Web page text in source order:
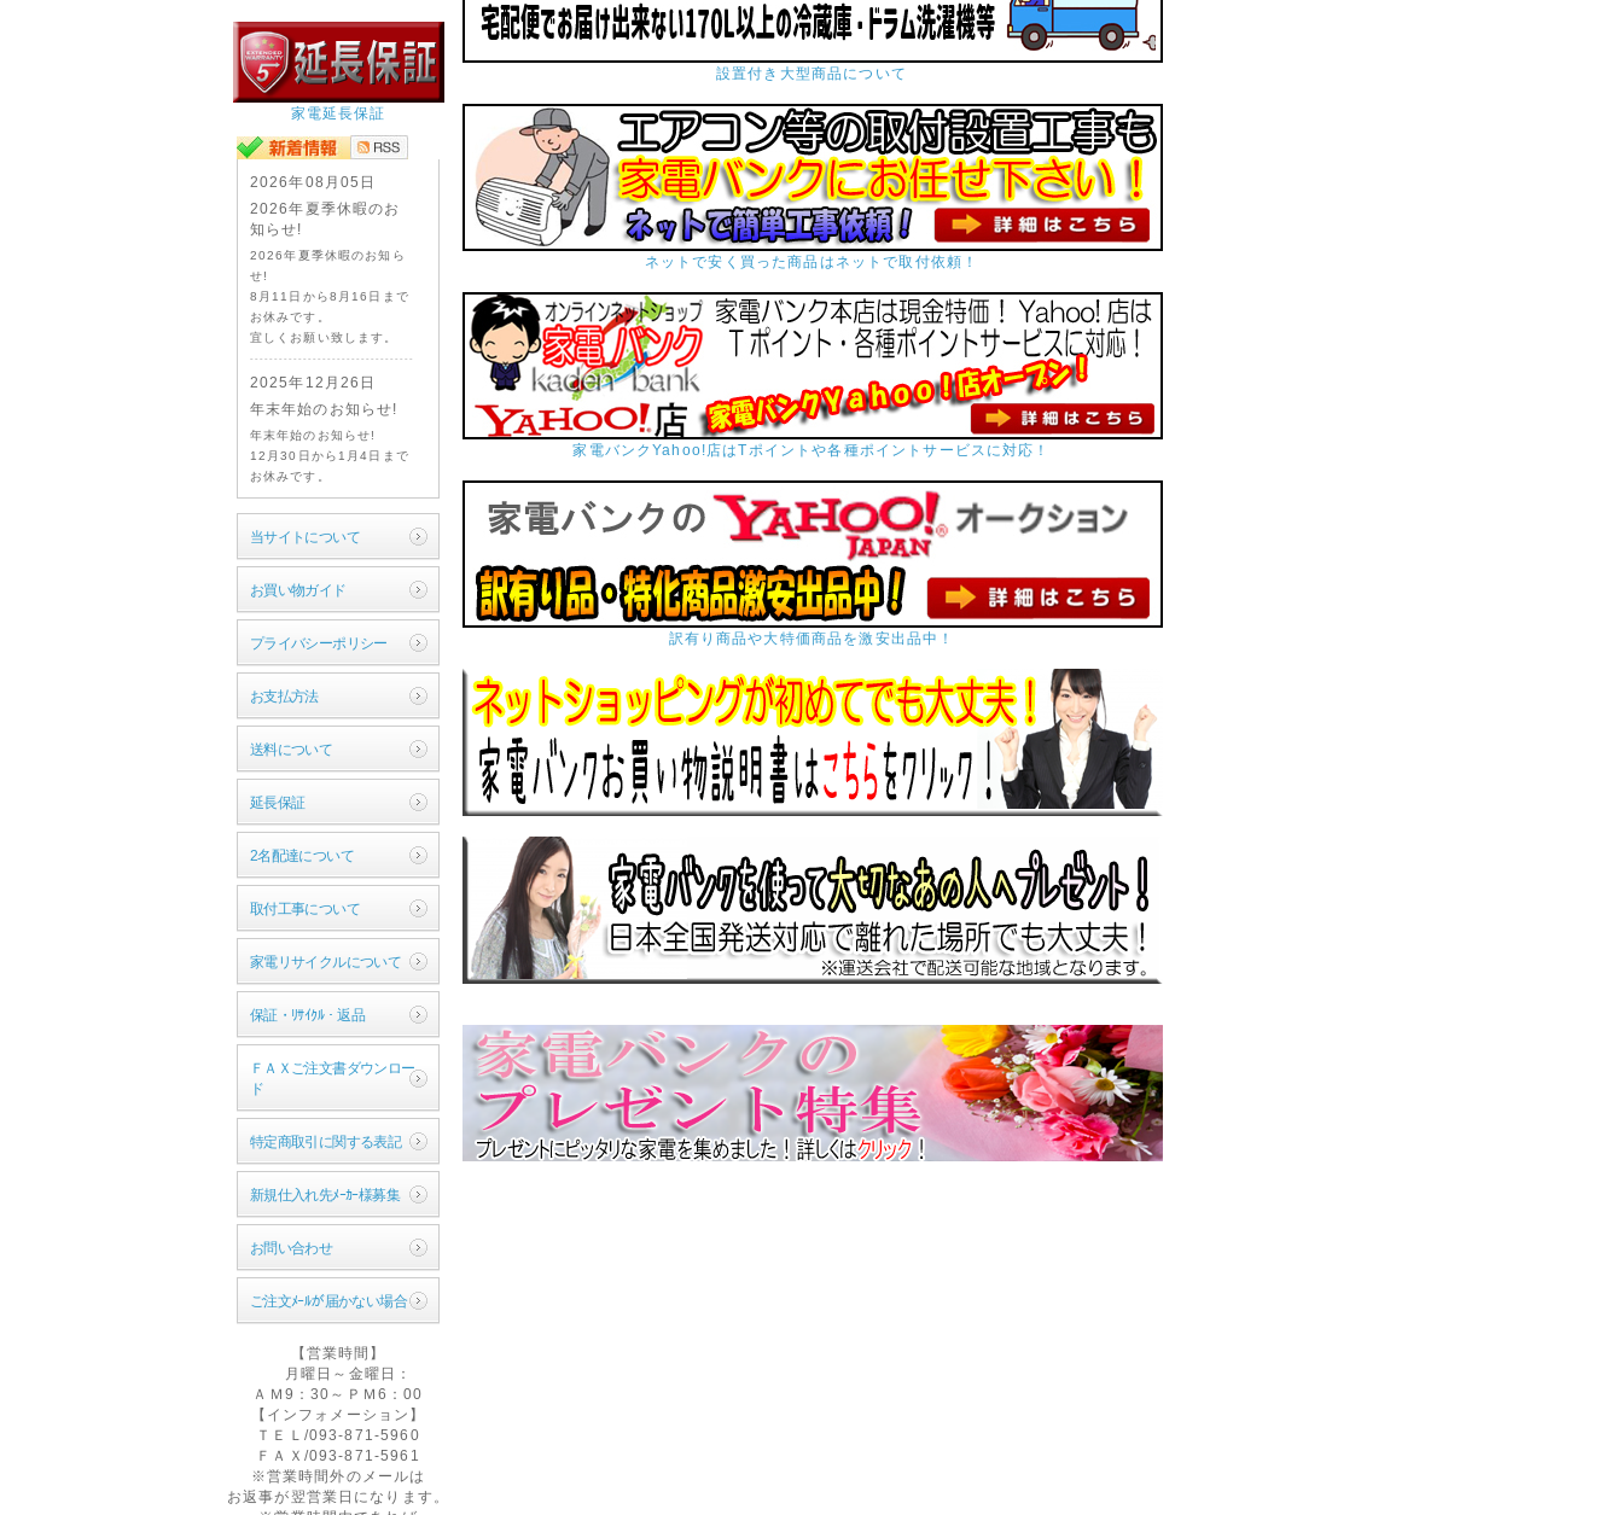
家電延長保証
2026年08月05日
2026年夏季休暇のお
知らせ!
2026年夏季休暇のお知ら
せ!
8月11日から8月16日まで
お休みです。
宜しくお願い致します。
2025年12月26日
年末年始のお知らせ!
年末年始のお知らせ!
12月30日から1月4日まで
お休みです。
宜しくお願い致します。
2025年09月25日
社員研修のお知らせ
社員研修のお知らせ
9月26日,弊社社員研修の
宜しくお願い致します。
2025年08月07日
2025年夏季休暇のお
知らせ!
2025年夏季休暇のお知ら
8月9日から8月17日までお
休みです。
宜しくお願い致します。
2024年12月20日
12月28日から1月5日まで
お休みです
2024年09月24日
為お休みさせて頂きます
宜しくお願い致します。
2024年08月02日
2024年夏季休暇のお
8月10日から8月15日まで
お休みです。
宜しくお願い致します。
2023年12月21日
年末年始のお知らせ!
年末年始のお知らせ!
当サイトについて
お買い物ガイド
プライバシーポリシー
お支払方法
送料について
延長保証
2名配達について
取付工事について
家電リサイクルについて
保証・ﾘｻｲｸﾙ・返品
ＦＡＸご注文書ダウンロー
ド
特定商取引に関する表記
新規仕入れ先ﾒｰｶｰ様募集
お問い合わせ
ご注文ﾒｰﾙが届かない場合
【営業時間】
月曜日～金曜日：
ＡＭ9：30～ＰＭ6：00
【インフォメーション】
ＴＥＬ/093‐871‐5960
ＦＡＸ/093‐871‐5961
※営業時間外のメールは
お返事が翌営業日になります。
設置付き大型商品について
ネットで安く買った商品はネットで取付依頼！
家電バンクYahoo!店はTポイントや各種ポイントサービスに対応！
訳有り商品や大特価商品を激安出品中！